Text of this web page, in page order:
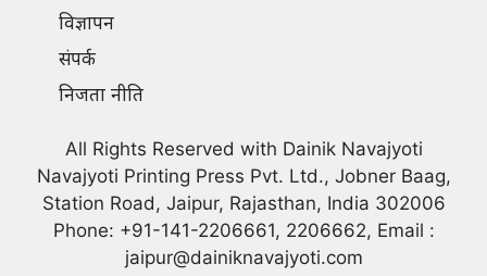
विज्ञापन
संपर्क
निजता नीति
All Rights Reserved with Dainik Navajyoti
Navajyoti Printing Press Pvt. Ltd., Jobner Baag,
Station Road, Jaipur, Rajasthan, India 302006
Phone: +91-141-2206661, 2206662, Email :
jaipur@dainiknavajyoti.com